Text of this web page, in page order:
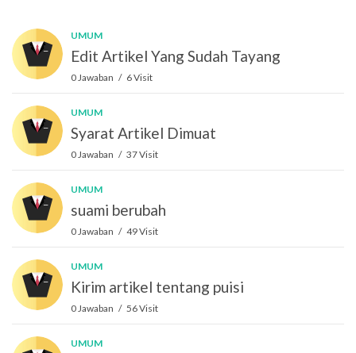
UMUM
Edit Artikel Yang Sudah Tayang
0 Jawaban / 6 Visit
UMUM
Syarat Artikel Dimuat
0 Jawaban / 37 Visit
UMUM
suami berubah
0 Jawaban / 49 Visit
UMUM
Kirim artikel tentang puisi
0 Jawaban / 56 Visit
UMUM